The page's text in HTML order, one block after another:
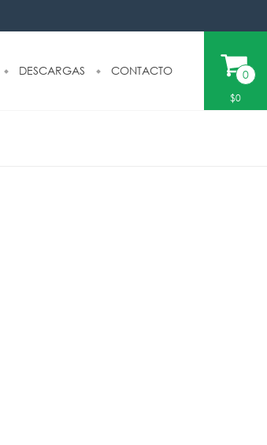
DESCARGAS CONTACTO 0
$0